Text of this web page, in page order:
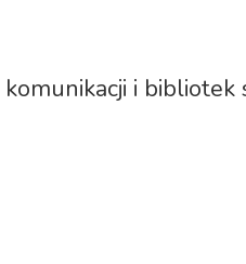
i bibliotek